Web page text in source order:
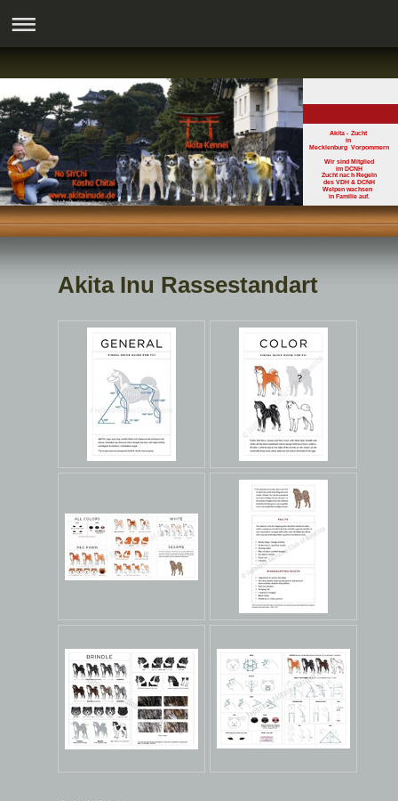
Akita - Zucht
in
Mecklenburg Vorpommern
Wir sind Mitglied
im DCNH
Zucht nach Regeln
des VDH & DCNH
Welpen wachsen
in Familie auf.
Akita Inu Rassestandart